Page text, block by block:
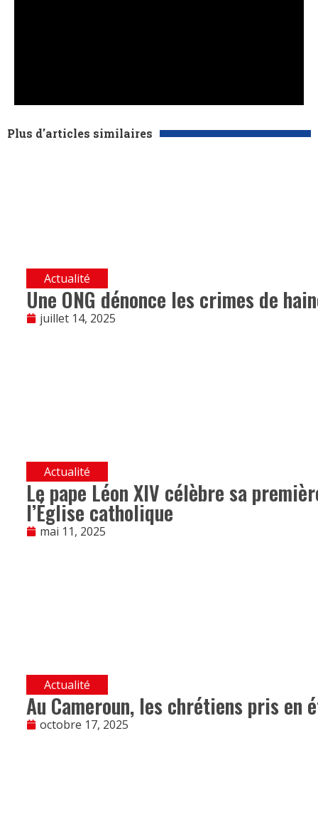
Plus d'articles similaires
Actualité
Une ONG dénonce les crimes de
juillet 14, 2025
Actualité
Le pape Léon XIV célèbre sa
l’Église catholique
mai 11, 2025
Actualité
Au Cameroun, les chrétiens pris en
octobre 17, 2025